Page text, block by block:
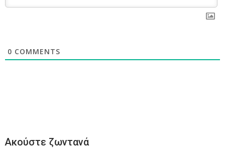
0 COMMENTS
Ακούστε ζωντανά